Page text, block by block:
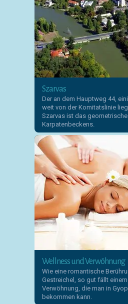
Szarvas
Der an dem Hauptweg 44,
weit von der Komitatslinie
Szarvas ist das
Karpatenbeckens.
Wellness und Verwöhnung
Wie eine romantische
Gestreichel, so gut fällt
Verwöhnung, die man in
bekommen kann.